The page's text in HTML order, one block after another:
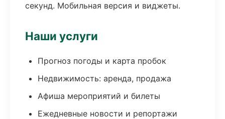
секунд. Мобильная версия и виджеты.
Наши услуги
Прогноз погоды и карта пробок
Недвижимость: аренда, продажа
Афиша мероприятий и билеты
Ежедневные новости и репортажи